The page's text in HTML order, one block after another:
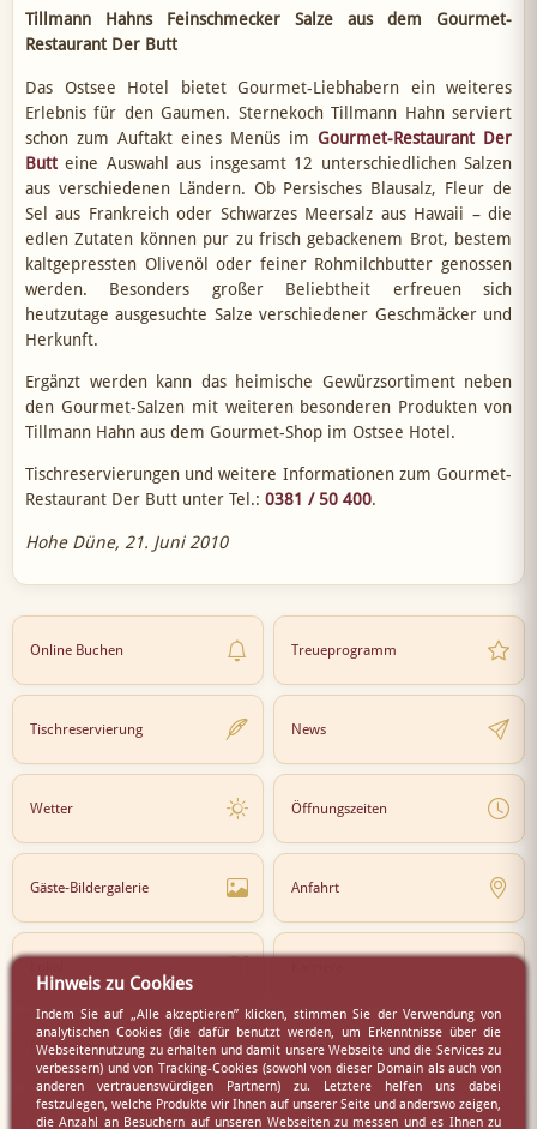
Tillmann Hahns Feinschmecker Salze aus dem Gourmet-
Restaurant Der Butt
Das Ostsee Hotel bietet Gourmet-Liebhabern ein weiteres
Erlebnis für den Gaumen. Sternekoch Tillmann Hahn serviert
schon zum Auftakt eines Menüs im Gourmet-Restaurant Der
Butt eine Auswahl aus insgesamt 12 unterschiedlichen Salzen
aus verschiedenen Ländern. Ob Persisches Blausalz, Fleur de
Sel aus Frankreich oder Schwarzes Meersalz aus Hawaii – die
edlen Zutaten können pur zu frisch gebackenem Brot, bestem
kaltgepressten Olivenöl oder feiner Rohmilchbutter genossen
werden. Besonders großer Beliebtheit erfreuen sich
heutzutage ausgesuchte Salze verschiedener Geschmäcker und
Herkunft.
Ergänzt werden kann das heimische Gewürzsortiment neben
den Gourmet-Salzen mit weiteren besonderen Produkten von
Tillmann Hahn aus dem Gourmet-Shop im Ostsee Hotel.
Tischreservierungen und weitere Informationen zum Gourmet-
Restaurant Der Butt unter Tel.: 0381 / 50 400.
Hohe Düne, 21. Juni 2010
Online Buchen Treueprogramm
Tischreservierung News
Wetter Öffnungszeiten
Gäste-Bildergalerie Anfahrt
Newsletter Partner
Virtueller Rundgang Presse
Hinweis zu Cookies
Indem Sie auf „Alle akzeptieren” klicken, stimmen Sie der Verwendung von
analytischen Cookies (die dafür benutzt werden, um Erkenntnisse über die
Webseitennutzung zu erhalten und damit unsere Webseite und die Services zu
verbessern) und von Tracking-Cookies (sowohl von dieser Domain als auch von
anderen vertrauenswürdigen Partnern) zu. Letztere helfen uns dabei
festzulegen, welche Produkte wir Ihnen auf unserer Seite und anderswo zeigen,
die Anzahl an Besuchern auf unseren Webseiten zu messen und es Ihnen zu